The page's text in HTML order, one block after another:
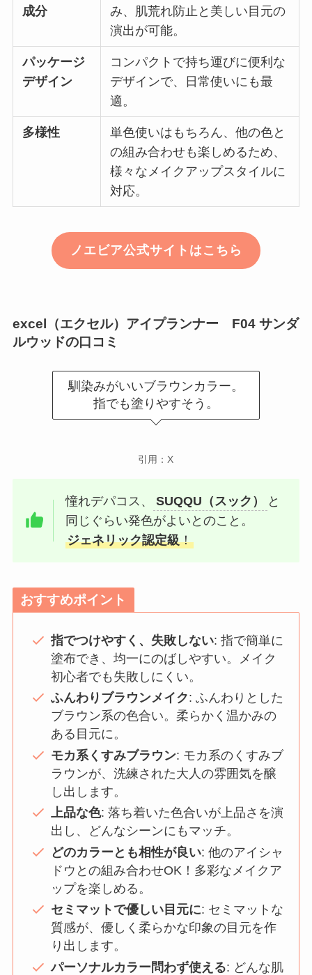
成分
み、肌荒れ防止と美しい目元の
演出が可能。
パッケージ
デザイン
コンパクトで持ち運びに便利な
デザインで、日常使いにも最
適。
多様性
単色使いはもちろん、他の色と
の組み合わせも楽しめるため、
様々なメイクアップスタイルに
対応。
ノエビア公式サイトはこちら
excel（エクセル）アイプランナー F04 サンダ
ルウッドの口コミ
馴染みがいいブラウンカラー。
指でも塗りやすそう。
引用：X
憧れデパコス、 SUQQU（スック）
と
同じぐらい発色がよいとのこと。
ジェネリック認定級！
おすすめポイント
指でつけやすく、失敗しない: 指で簡単に
塗布でき、均一にのばしやすい。メイク
初心者でも失敗しにくい。
ふんわりブラウンメイク: ふんわりとした
ブラウン系の色合い。柔らかく温かみの
ある目元に。
モカ系くすみブラウン: モカ系のくすみブ
ラウンが、洗練された大人の雰囲気を醸
し出します。
上品な色: 落ち着いた色合いが上品さを演
出し、どんなシーンにもマッチ。
どのカラーとも相性が良い: 他のアイシャ
ドウとの組み合わせOK！多彩なメイクア
ップを楽しめる。
セミマットで優しい目元に: セミマットな
質感が、優しく柔らかな印象の目元を作
り出します。
パーソナルカラー問わず使える: どんな肌